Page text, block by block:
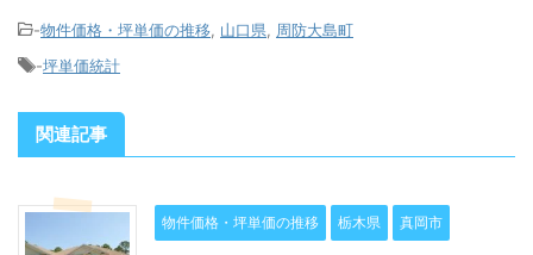
-物件価格・坪単価の推移, 山口県, 周防大島町
-坪単価統計
関連記事
物件価格・坪単価の推移 栃木県 真岡市